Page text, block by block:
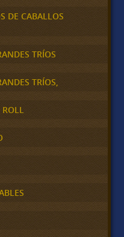
DE CABALLOS
TRÍOS
TRÍOS,